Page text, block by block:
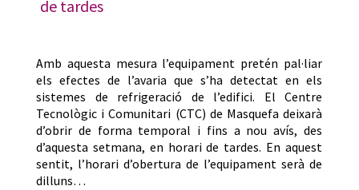
de tardes
Amb aquesta mesura l’equipament pretén pal·liar
els efectes de l’avaria que s’ha detectat en els
sistemes de refrigeració de l’edifici. El Centre
Tecnològic i Comunitari (CTC) de Masquefa deixarà
d’obrir de forma temporal i fins a nou avís, des
d’aquesta setmana, en horari de tardes. En aquest
sentit, l’horari d’obertura de l’equipament serà de
dilluns…